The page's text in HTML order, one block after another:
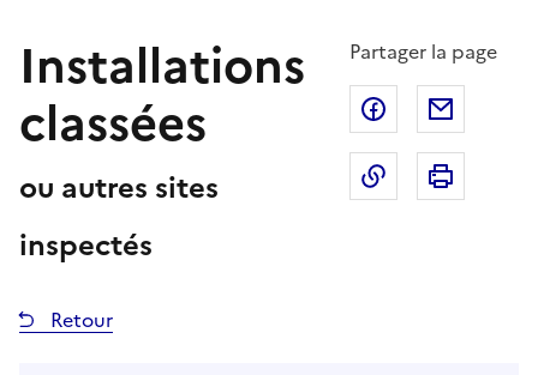
Installations
classées
ou autres sites
inspectés
Partager la page
Partager sur
Copier dans
Retour